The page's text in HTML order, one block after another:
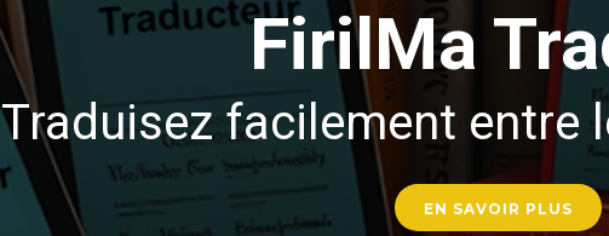
FirilMa
Traduisez facilement entre
EN SAVOIR PLUS